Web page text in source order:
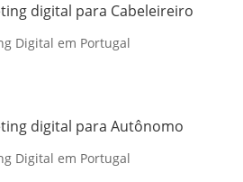
digital para Cabeleireiro
Digital em Portugal
digital para Autônomo
Digital em Portugal